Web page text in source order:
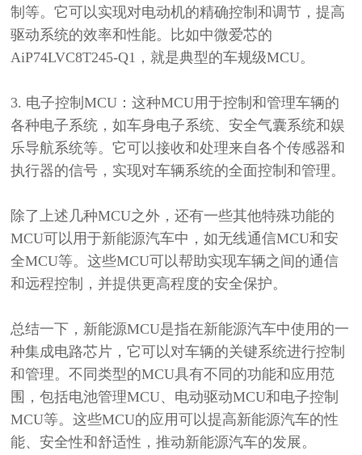
制等。它可以实现对电动机的精确控制和调节，提高
驱动系统的效率和性能。
比如中微爱芯的
AiP74LVC8T245-Q1 ， 就是典型的车规级MCU。
3. 电子控制MCU：这种MCU用于控制和管理车辆的
各种电子系统，如车身电子系统、安全气囊系统和娱
乐导航系统等。它可以接收和处理来自各个传感器和
执行器的信号，实现对车辆系统的全面控制和管理。
除了上述几种MCU之外，还有一些其他特殊功能的
MCU可以用于新能源汽车中，如无线通信MCU和安
全MCU等。这些MCU可以帮助实现车辆之间的通信
和远程控制，并提供更高程度的安全保护。
总结一下，新能源MCU是指在新能源汽车中使用的一
种集成电路芯片，它可以对车辆的关键系统进行控制
和管理。不同类型的MCU具有不同的功能和应用范
围，包括电池管理MCU、电动驱动MCU和电子控制
MCU等。这些MCU的应用可以提高新能源汽车的性
能、安全性和舒适性，推动新能源汽车的发展。